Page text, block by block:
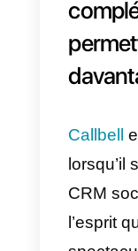
nous